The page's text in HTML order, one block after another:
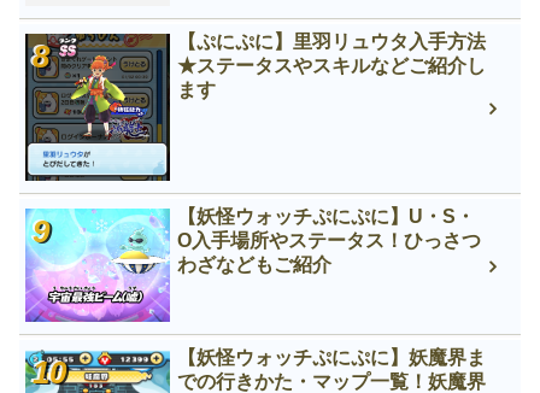
【ぷにぷに】里羽リュウタ入手方法
★ステータスやスキルなどご紹介し
ます
【妖怪ウォッチぷにぷに】U・S・
O入手場所やステータス！ひっさつ
わざなどもご紹介
【妖怪ウォッチぷにぷに】妖魔界ま
での行きかた・マップ一覧！妖魔界